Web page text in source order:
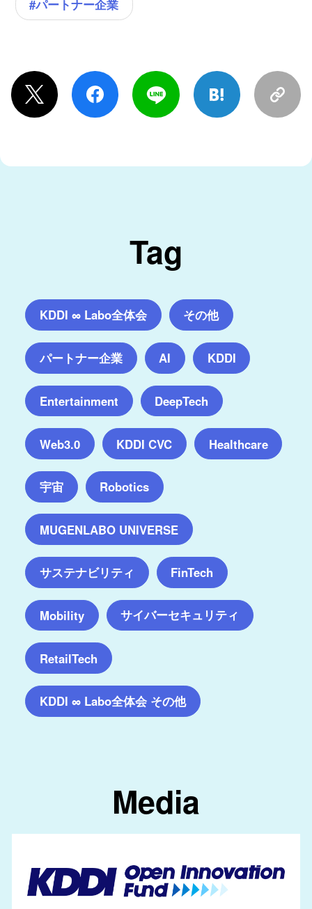
#パートナー企業
Tag
KDDI ∞ Labo全体会 その他
パートナー企業 AI KDDI
Entertainment DeepTech
Web3.0 KDDI CVC Healthcare
宇宙 Robotics
MUGENLABO UNIVERSE
サステナビリティ FinTech
Mobility サイバーセキュリティ
RetailTech
KDDI ∞ Labo全体会 その他
Media